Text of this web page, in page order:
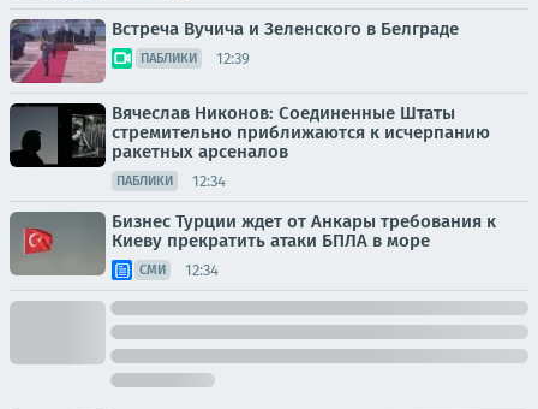
Встреча Вучича и Зеленского в Белграде
ПАБЛИКИ 12:39
Вячеслав Никонов: Соединенные Штаты
стремительно приближаются к исчерпанию
ракетных арсеналов
ПАБЛИКИ 12:34
Бизнес Турции ждет от Анкары требования к
Киеву прекратить атаки БПЛА в море
СМИ 12:34